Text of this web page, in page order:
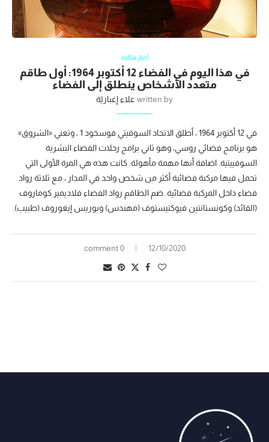
أخبار فلكية
في هذا اليوم في الفضاء 12 أكتوبر 1964: أول طاقم
متعدد الأشخاص ينطلق إلى الفضاء
written by علاء إغباريّة
في 12 أكتوبر 1964 ، أطلق الاتحاد السوفيتي فوسخود 1 ، وتعني «الشروق»
هو برنامج فضائي روسي، وهو ثاني برامج رحلات الفضاء البشرية
السوفييتية. اضافة أنها مهمة مأهولة. كانت هذه هي المرة الأولى التي
تحمل فيها مركبة فضائية أكثر من شخص واحد في المدار ، مع ثلاثة رواد
فضاء داخل المركبة فضائية. ضم الطاقم رواد الفضاء فلاديمير كوماروف
(القائد) وكونستانتين فيوكتيستوف (مهندس) وبوريس إيغوروف (طبيب).
12/10/2020
0 comment